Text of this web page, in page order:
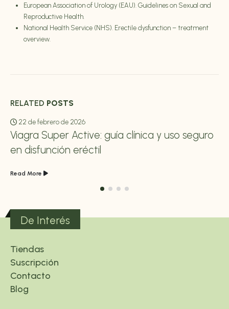
European Association of Urology (EAU). Guidelines on Sexual and
Reproductive Health.
National Health Service (NHS). Erectile dysfunction – treatment
overview.
RELATED POSTS
22 de febrero de 2026
Viagra Super Active: guía clínica y uso seguro
en disfunción eréctil
Read More
De Interés
Tiendas
Suscripción
Contacto
Blog